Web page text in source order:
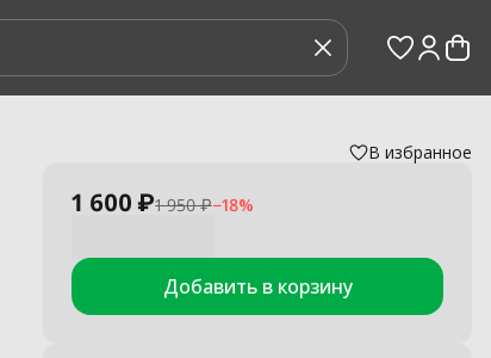
В избранное
1 600 ₽1 950 ₽−18%
Добавить в корзину